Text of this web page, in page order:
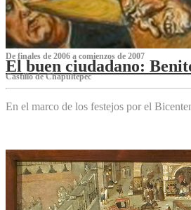
De finales de 2006 a comienzos de 2007
El buen ciudadano:
Castillo de Chapultepec
En el marco de los festejos por el